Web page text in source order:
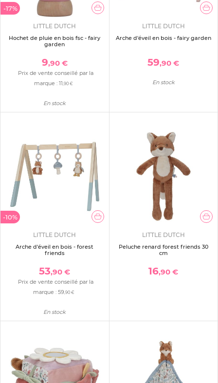
-17%
LITTLE DUTCH
Hochet de pluie en bois fsc - fairy
garden
9,90 €
Prix de vente conseillé par la
marque :11,90 €
En stock
LITTLE DUTCH
Arche d'éveil en bois - fairy garden
59,90 €
En stock
-10%
LITTLE DUTCH
Arche d'éveil en bois - forest
friends
53,90 €
Prix de vente conseillé par la
marque : 59 ,90 €
En stock
LITTLE DUTCH
Peluche renard forest friends 30
cm
16,90 €